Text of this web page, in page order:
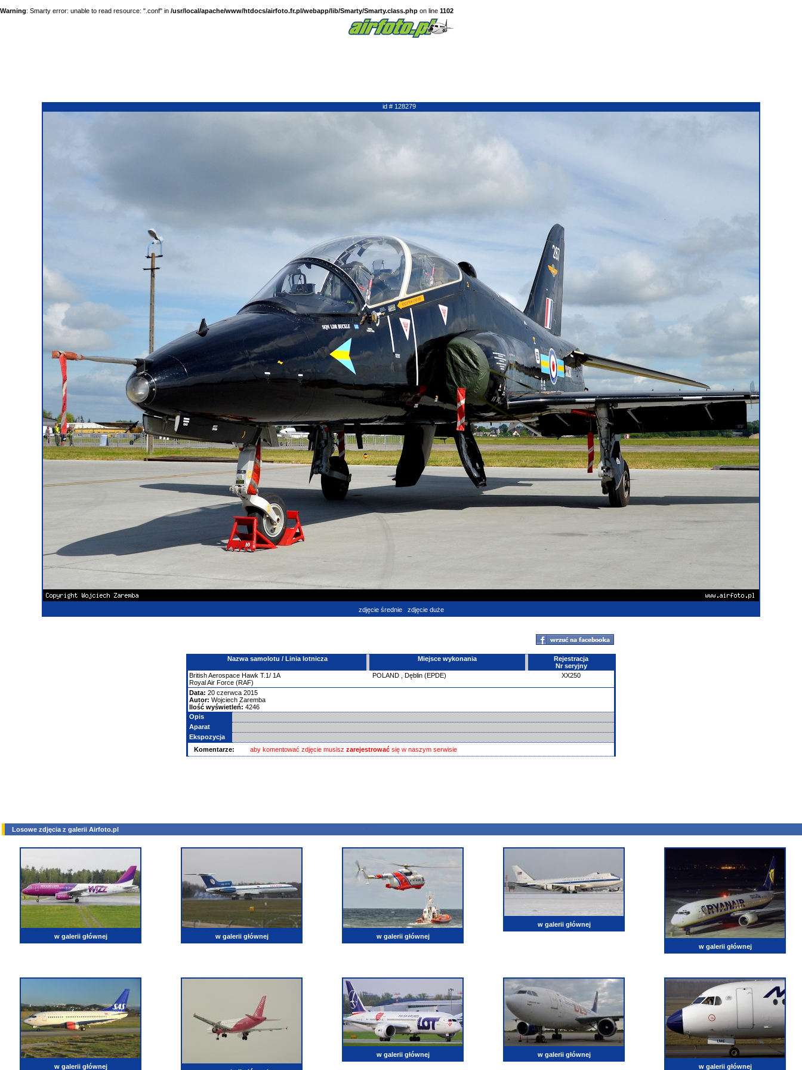
Warning: Smarty error: unable to read resource: ".conf" in /usr/local/apache/www/htdocs/airfoto.fr.pl/webapp/lib/Smarty/Smarty.class.php on line 1102
id # 128279
zdjęcie średnie zdjęcie duże
Nazwa samolotu / Linia lotnicza Miejsce wykonania
Rejestracja
Nr seryjny
British Aerospace Hawk T.1/ 1A
Royal Air Force (RAF)
POLAND Dęblin (EPDE) XX250
Data: 20 czerwca 2015
Autor: Wojciech Zaremba
Ilość wyświetleń: 4246
Opis
Aparat
Ekspozycja
Komentarze:
aby komentować zdjęcie musisz zarejestrować się w naszym serwisie
Losowe zdjęcia z galerii Airfoto.pl
w galerii głównej w galerii głównej w galerii głównej
w galerii głównej
w galerii głównej
w galerii głównej
w galerii głównej
w galerii głównej
w galerii głównej